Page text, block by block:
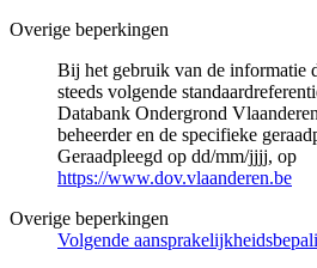
Overige beperkingen
Bij het gebruik van de informatie
steeds volgende
Databank Ondergrond
beheerder en de specifieke
Geraadpleegd op dd/mm/jjjj, op
https://www.dov.vlaanderen.be
Overige beperkingen
Volgende